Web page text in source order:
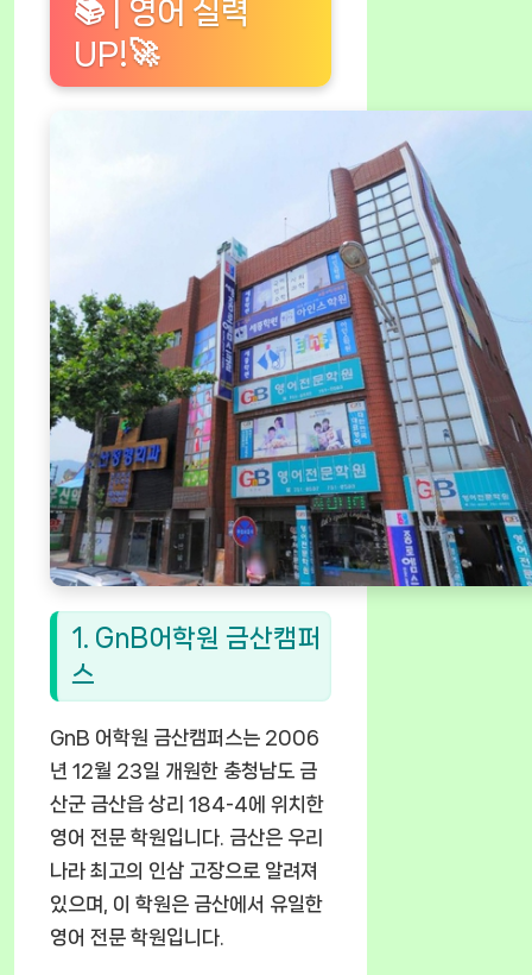
📚 | 영어 실력
UP!🚀
1. GnB어학원 금산캠퍼
스
GnB 어학원 금산캠퍼스는 2006
년 12월 23일 개원한 충청남도 금
산군 금산읍 상리 184-4에 위치한
영어 전문 학원입니다. 금산은 우리
나라 최고의 인삼 고장으로 알려져
있으며, 이 학원은 금산에서 유일한
영어 전문 학원입니다.